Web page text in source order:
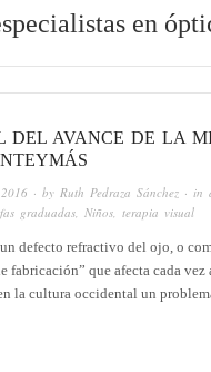
en
DEL AVANCE DE LA
· by Ruth Pedraza Sánchez · in
graduadas Niños terapia visual
defecto refractivo del ojo, o
fabricación” que afecta cada vez
la cultura occidental un